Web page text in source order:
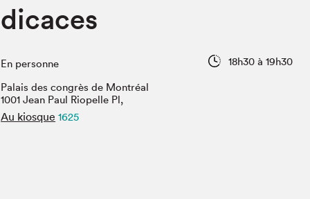
Vidéos et balados
En personne
18h30 à 19h30
Palais des congrès de Montréal
1001 Jean Paul Riopelle Pl,
Au kiosque 1625